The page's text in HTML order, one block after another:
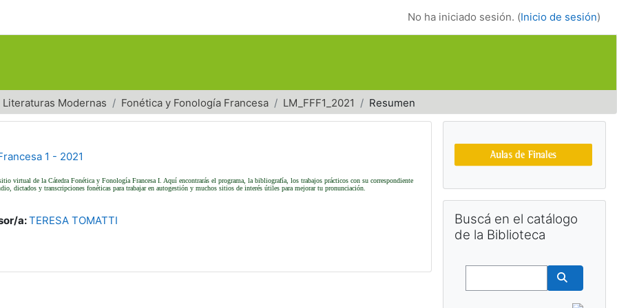
No ha iniciado sesión. (Inicio de sesión)
Literaturas Modernas Fonética y Fonología Francesa LM_FFF1_2021 Resumen
1 - 2021
virtual de la Cátedra Fonética y Fonología Francesa I. Aquí encontrarás el programa, la bibliografía, los trabajos prácticos con su correspondiente
dictados y transcripciones fonéticas para trabajar en autogestión y muchos sitios de interés útiles para mejorar tu pronunciación.
a:TERESA TOMATTI
Buscá en el catálogo
de la Biblioteca
Buscar
Buscar